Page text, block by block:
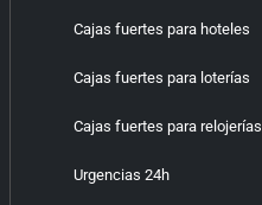
Cajas fuertes para hoteles
Cajas fuertes para loterías
Cajas fuertes para relojerías
Urgencias 24h